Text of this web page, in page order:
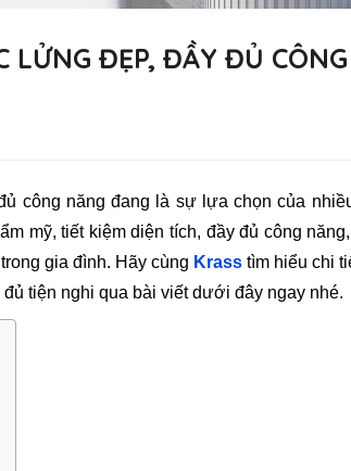
LỬNG ĐẸP, ĐẦY ĐỦ CÔNG
công năng đang là sự lựa chọn của
mỹ, tiết kiệm diện tích, đầy đủ công
gia đình. Hãy cùng Krass tìm hiểu chi
tiện nghi qua bài viết dưới đây ngay nhé.